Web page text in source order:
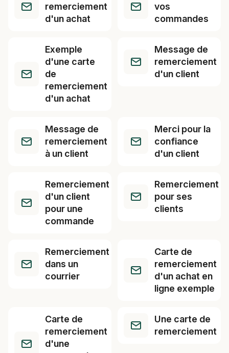
remerciement
d'un achat
vos
commandes
Exemple
d'une carte
de
remerciement
d'un achat
Message de
remerciement
d'un client
Message de
remerciement
à un client
Merci pour la
confiance
d'un client
Remerciement
d'un client
pour une
commande
Remerciement
pour ses
clients
Remerciement
dans un
courrier
Carte de
remerciement
d'un achat en
ligne exemple
Carte de
remerciement
d'une
Une carte de
remerciement